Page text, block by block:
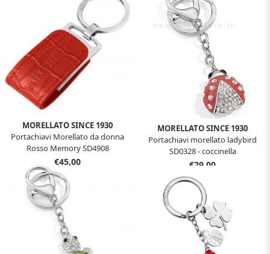
MORELLATO SINCE 1930
Portachiavi Morellato da donna
Rosso Memory SD4908
€45,00
MORELLATO SINCE 1930
Portachiavi morellato ladybird
SD0328 - coccinella
€29,00